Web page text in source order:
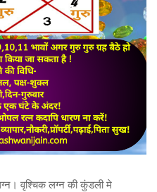
वृश्चिक लग्न की कुंडली मे